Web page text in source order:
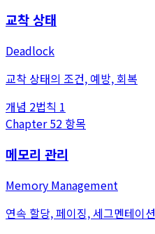
교착 상태
Deadlock
교착 상태의 조건, 예방, 회복
개념 2법칙 1
Chapter52 항목
메모리 관리
Memory Management
연속 할당, 페이징, 세그멘테이션